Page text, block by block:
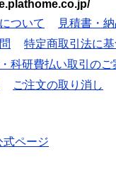
ついて
見積書・
特定商取引法に
科研費払い取引のご
ご注文の取り消し
式ページ